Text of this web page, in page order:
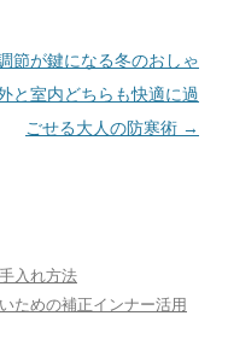
節が鍵になる冬のおしゃ
と室内どちらも快適に過
ごせる大人の防寒術 →
入れ方法
ための補正インナー活用